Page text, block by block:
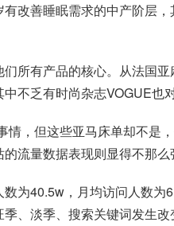
改善睡眠需求的中产阶层
们所有产品的核心。从法
不乏有时尚杂志VOGUE也
情，但这些亚马床单却不
流量数据表现则显得不那么
为40.5w，月均访问人数
、淡季、搜索关键词发生